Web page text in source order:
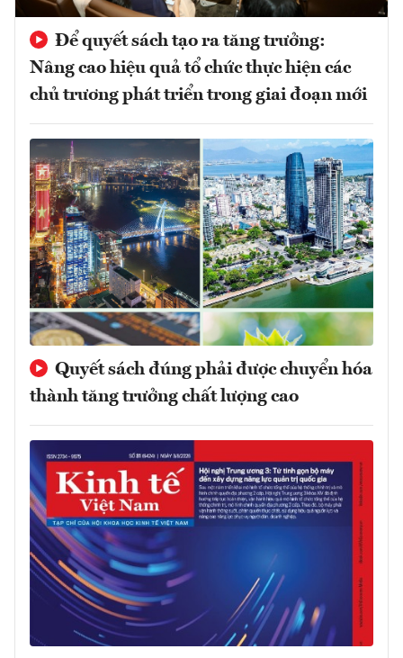
Để quyết sách tạo ra tăng trưởng:
Nâng cao hiệu quả tổ chức thực hiện các
chủ trương phát triển trong giai đoạn mới
Quyết sách đúng phải được chuyển hóa
thành tăng trưởng chất lượng cao